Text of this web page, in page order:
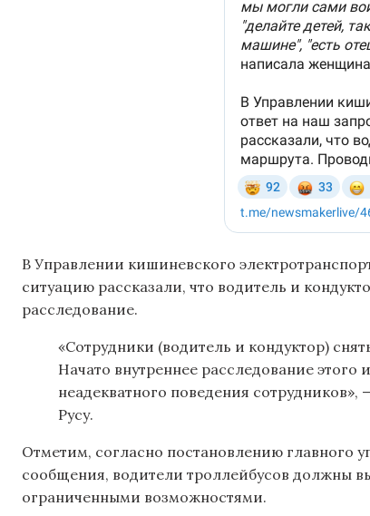
В Управлении кишиневского
ситуацию рассказали, что водитель и
расследование.
«Сотрудники (водитель и кондуктор)
Начато внутреннее расследование этого
неадекватного поведения
Русу.
Отметим, согласно постановлению главного
сообщения, водители троллейбусов должны
ограниченными возможностями.